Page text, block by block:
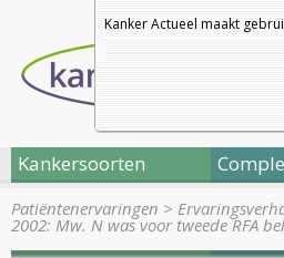
Kanker Actueel maakt
Kankersoorten
Patiëntenervaringen >
2002: Mw. N was voor tweede RFA